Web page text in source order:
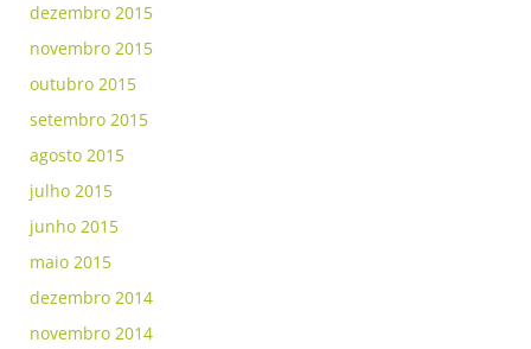
dezembro 2015
novembro 2015
outubro 2015
setembro 2015
agosto 2015
julho 2015
junho 2015
maio 2015
dezembro 2014
novembro 2014